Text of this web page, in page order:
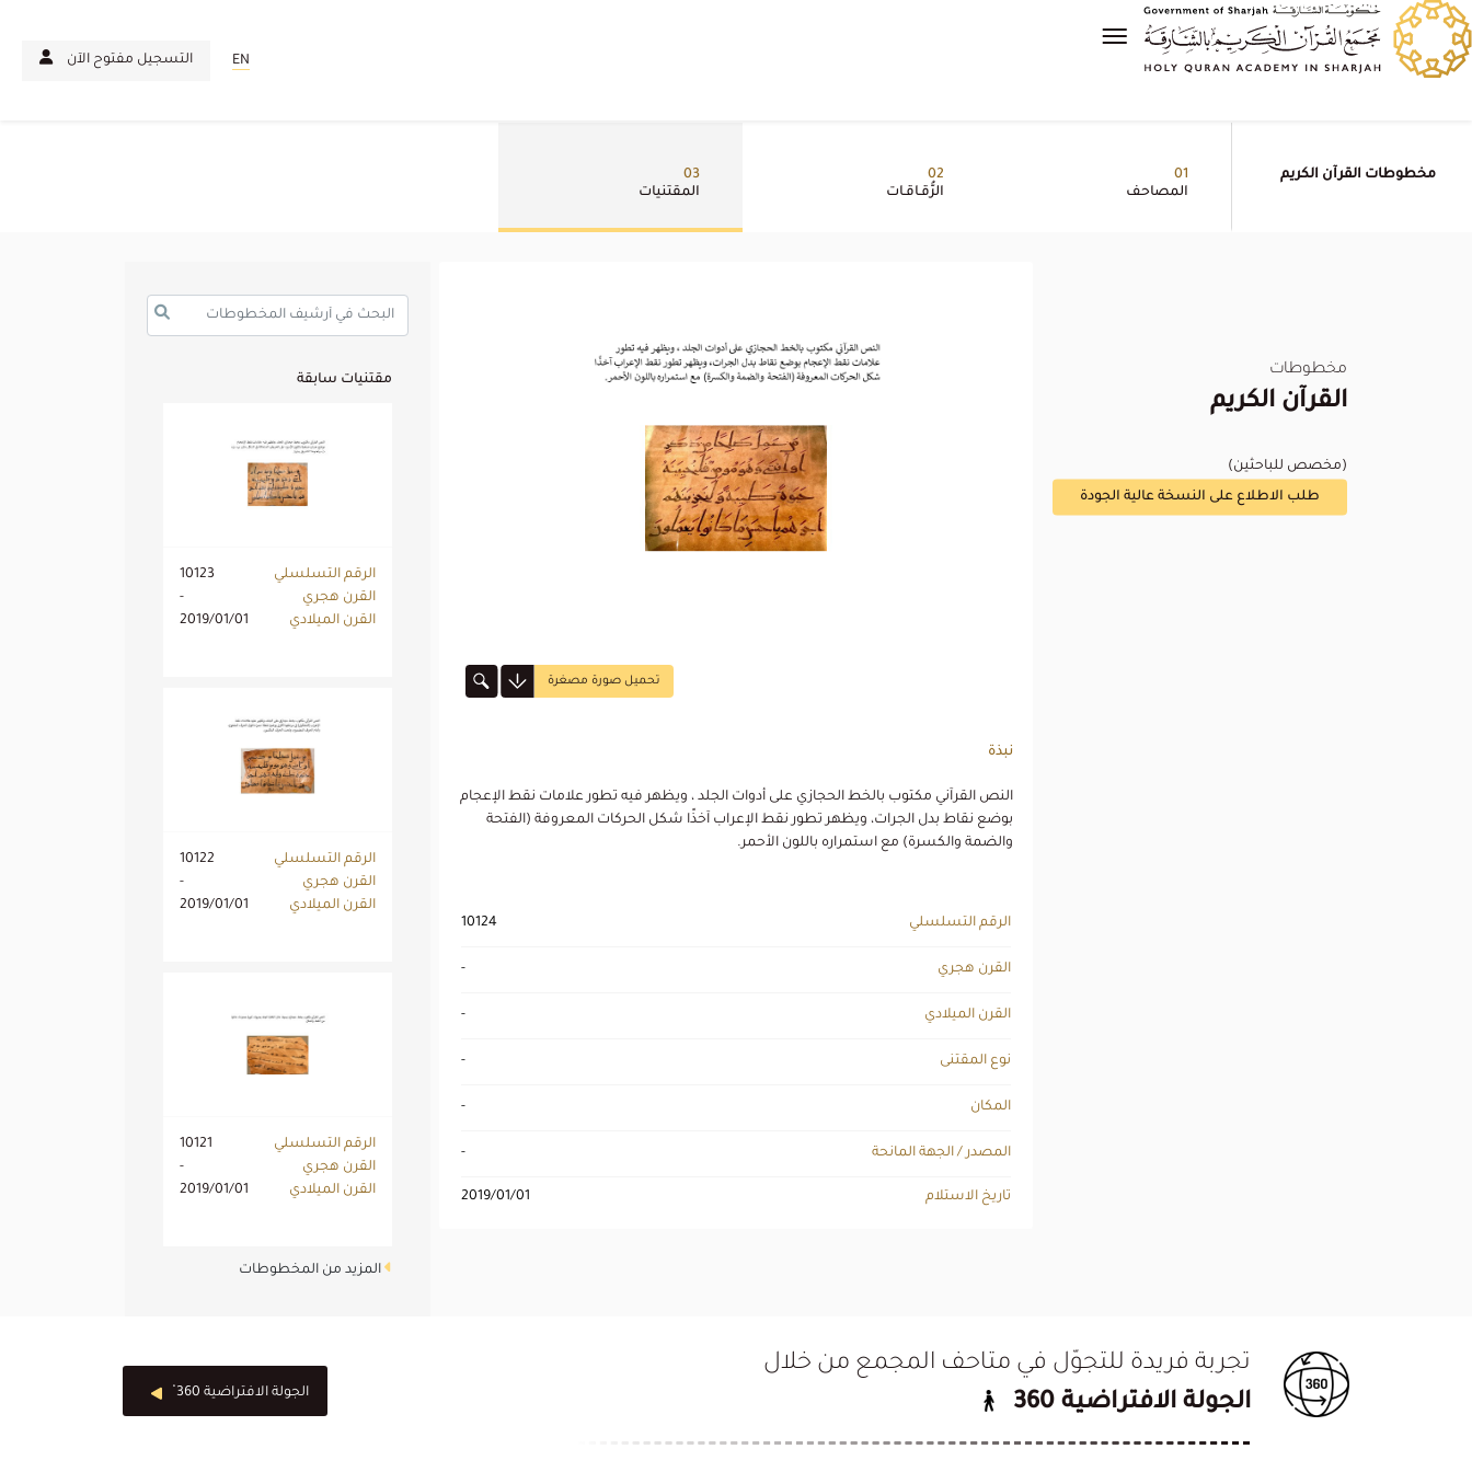
التسجيل مفتوح الآن EN
مخطوطات القرآن الكريم
01
المصاحف
02
الرُّقـاقـات
03
المقتنيات
مخطوطات
القرآن الكريم
(مخصص للباحثين)
طلب الاطلاع على النسخة عالية الجودة
تحميل صورة مصغرة
نبذة
النص القرآني مكتوب بالخط الحجازي على أدوات الجلد ، ويظهر فيه تطور علامات نقط الإعجام
بوضع نقاط بدل الجرات، ويظهر تطور نقط الإعراب آخذًا شكل الحركات المعروفة (الفتحة
والضمة والكسرة) مع استمراره باللون الأحمر.
10124 الرقم التسلسلي
- القرن هجري
- القرن الميلادي
- نوع المقتنى
- المكان
- المصدر / الجهة المانحة
2019/01/01 تاريخ الاستلام
مقتنيات سابقة
10123
الرقم التسلسلي
-
القرن هجري
2019/01/01
القرن الميلادي
10122
الرقم التسلسلي
-
القرن هجري
2019/01/01
القرن الميلادي
10121
الرقم التسلسلي
-
القرن هجري
2019/01/01
القرن الميلادي
المزيد من المخطوطات
تجربة فريدة للتجوّل في متاحف المجمع من خلال
الجولة الافتراضية 360
الجولة الافتراضية 360 ْ